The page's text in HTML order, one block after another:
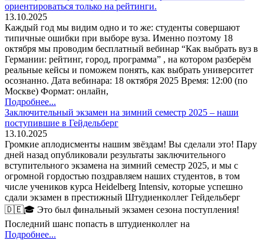
ориентироваться только на рейтинги.
13.10.2025
Каждый год мы видим одно и то же: студенты совершают
типичные ошибки при выборе вуза. Именно поэтому 18
октября мы проводим бесплатный вебинар “Как выбрать вуз в
Германии: рейтинг, город, программа” , на котором разберём
реальные кейсы и поможем понять, как выбрать университет
осознанно. Дата вебинара: 18 октября 2025 Время: 12:00 (по
Москве) Формат: онлайн,
Подробнее...
Заключительный экзамен на зимний семестр 2025 – наши
поступившие в Гейдельберг
13.10.2025
Громкие аплодисменты нашим звёздам! Вы сделали это! Пару
дней назад опубликовали результаты заключительного
вступительного экзамена на зимний семестр 2025, и мы с
огромной гордостью поздравляем наших студентов, в том
числе учеников курса Heidelberg Intensiv, которые успешно
сдали экзамен в престижный Штудиенколлег Гейдельберг
🇩🇪🎓 Это был финальный экзамен сезона поступления!
Последний шанс попасть в штудиенколлег на
Подробнее...